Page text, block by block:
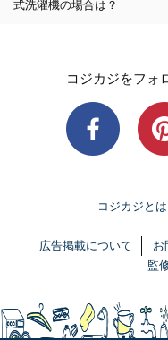
式洗濯機の場合は？
コジカジをフォ
コジカジとは
広告掲載について
お
監